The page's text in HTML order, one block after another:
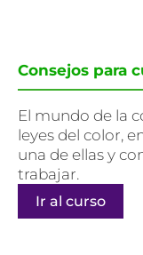
Consejos para
El mundo de la
leyes del color,
una de ellas y
trabajar.
Ir al curso